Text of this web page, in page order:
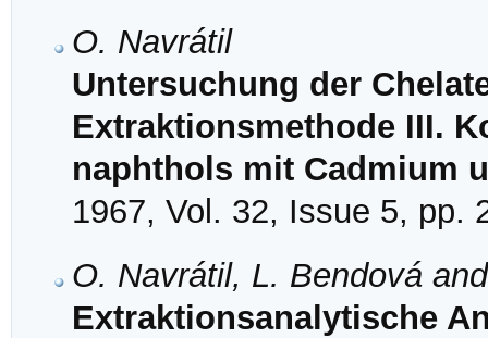
O. Navrátil
Untersuchung der
Extraktionsmethode III.
naphthols mit Cadmium
1967, Vol. 32, Issue 5, pp.
O. Navrátil, L. Bendová
Extraktionsanalytische